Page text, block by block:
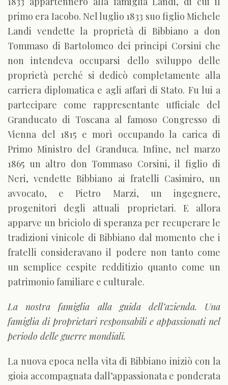
primo era Iacobo. Nel luglio 1833 suo figlio Michele
Landi vendette la proprietà di Bibbiano a don
Tommaso di Bartolomeo dei principi Corsini che
non intendeva occuparsi dello sviluppo delle
proprietà perché si dedicò completamente alla
carriera diplomatica e agli affari di Stato. Fu lui a
partecipare come rappresentante ufficiale del
Granducato di Toscana al famoso Congresso di
Vienna del 1815 e morì occupando la carica di
Primo Ministro del Granduca. Infine, nel marzo
1865 un altro don Tommaso Corsini, il figlio di
Neri, vendette Bibbiano ai fratelli Casimiro, un
avvocato, e Pietro Marzi, un ingegnere,
progenitori degli attuali proprietari. E allora
apparve un briciolo di speranza per recuperare le
tradizioni vinicole di Bibbiano dal momento che i
fratelli consideravano il podere non tanto come
un semplice cespite redditizio quanto come un
patrimonio familiare e culturale.
La nostra famiglia alla guida dell’azienda. Una
famiglia di proprietari responsabili e appassionati nel
periodo delle guerre mondiali.
La nuova epoca nella vita di Bibbiano iniziò con la
gioia accompagnata dall’appassionata e ponderata